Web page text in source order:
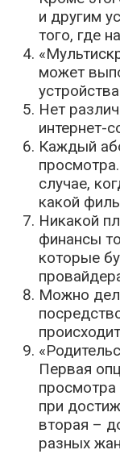
и другим
того, где
может
Нет
интернет-
Каждый
случае,
какой
Никакой
финансы
которые
Можно
Первая
при
вторая –
разных